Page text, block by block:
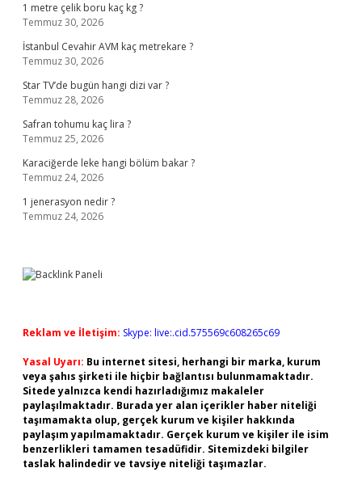
1 metre çelik boru kaç kg ?
Temmuz 30, 2026
İstanbul Cevahir AVM kaç metrekare ?
Temmuz 30, 2026
Star TV’de bugün hangi dizi var ?
Temmuz 28, 2026
Safran tohumu kaç lira ?
Temmuz 25, 2026
Karaciğerde leke hangi bölüm bakar ?
Temmuz 24, 2026
1 jenerasyon nedir ?
Temmuz 24, 2026
Reklam ve İletişim: Skype: live:.cid.575569c608265c69
Yasal Uyarı: Bu internet sitesi, herhangi bir marka, kurum
veya şahıs şirketi ile hiçbir bağlantısı bulunmamaktadır.
Sitede yalnızca kendi hazırladığımız makaleler
paylaşılmaktadır. Burada yer alan içerikler haber niteliği
taşımamakta olup, gerçek kurum ve kişiler hakkında
paylaşım yapılmamaktadır. Gerçek kurum ve kişiler ile isim
benzerlikleri tamamen tesadüfidir. Sitemizdeki bilgiler
taslak halindedir ve tavsiye niteliği taşımazlar.